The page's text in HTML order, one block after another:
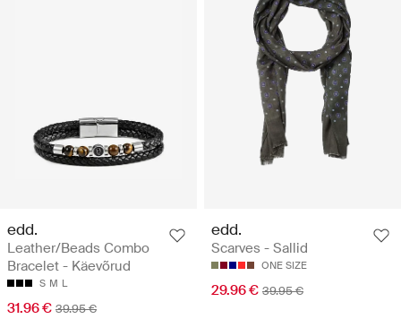
edd.
Leather/Beads Combo
Bracelet - Käevõrud
S M L
31.96 € 39.95 €
edd.
Scarves - Sallid
ONE SIZE
29.96 € 39.95 €